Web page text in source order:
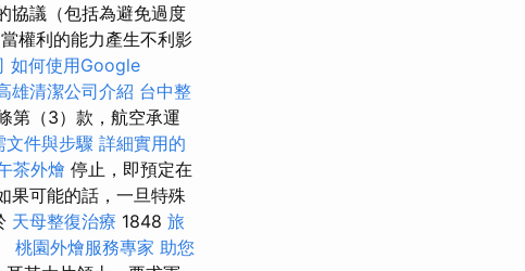
協議（包括為避免過度
權利的能力產生不利影
如何使用Google
雄清潔公司介紹 台中整
第（3）款，航空承運
文件與步驟 詳細實用的
茶外燴 停止，即預定在
果可能的話，一旦特殊
天母整復治療 1848 旅
桃園外燴服務專家 助您